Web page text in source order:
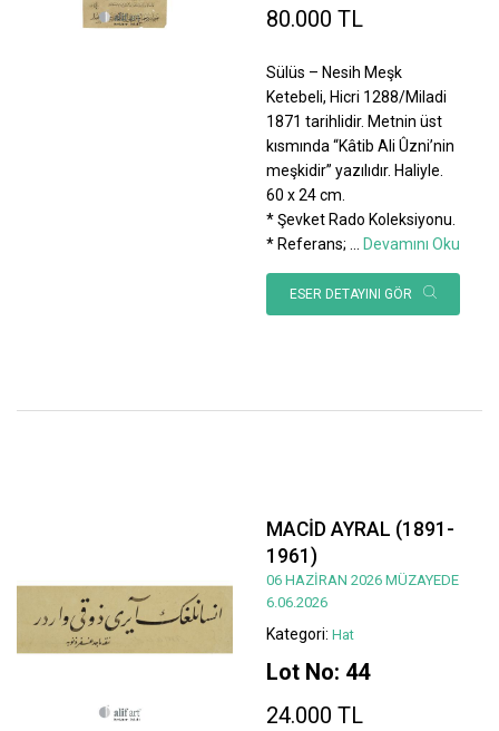
80.000 TL
Sülüs – Nesih Meşk
Ketebeli, Hicri 1288/Miladi
1871 tarihlidir. Metnin üst
kısmında “Kâtib Ali Ûzni’nin
meşkidir” yazılıdır. Haliyle.
60 x 24 cm.
* Şevket Rado Koleksiyonu.
* Referans;
Devamını Oku
ESER DETAYINI GÖR
MACİD AYRAL (1891-
1961)
06 HAZİRAN 2026 MÜZAYEDE
6.06.2026
Kategori: Hat
Lot No: 44
24.000 TL